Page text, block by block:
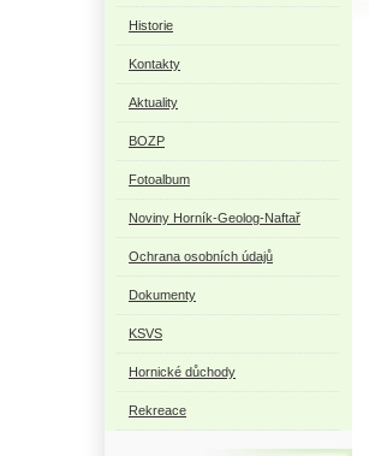
Historie
Kontakty
Aktuality
BOZP
Fotoalbum
Noviny Horník-Geolog-Naftař
Ochrana osobních údajů
Dokumenty
KSVS
Hornické důchody
Rekreace